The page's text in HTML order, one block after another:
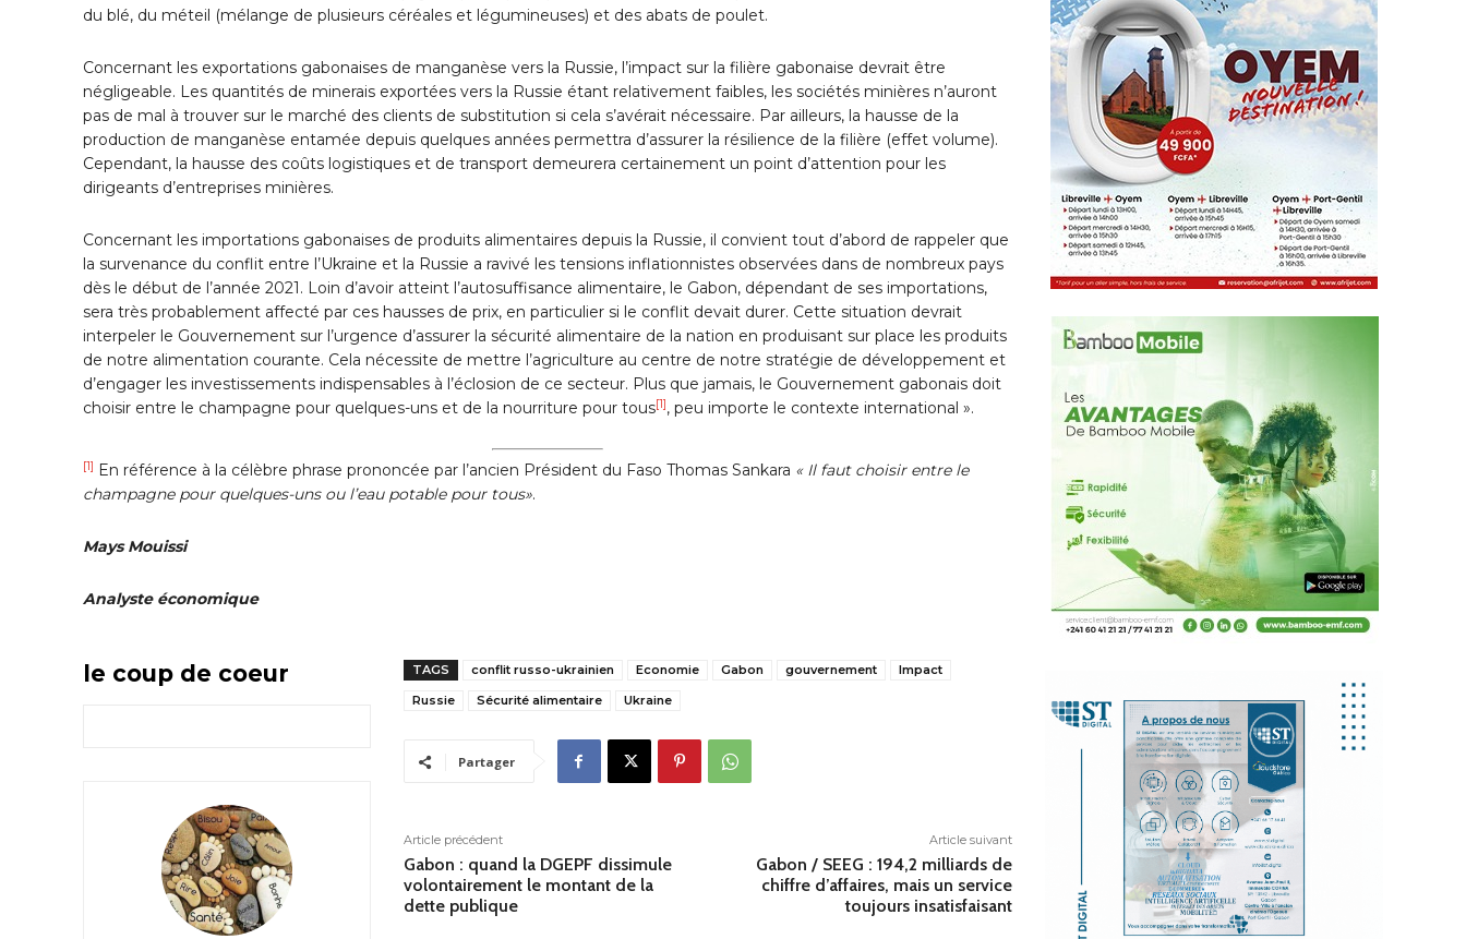
du blé, du méteil (mélange de plusieurs céréales et légumineuses) et des abats de poulet.
Concernant les exportations gabonaises de manganèse vers la Russie, l’impact sur la filière gabonaise devrait être
négligeable. Les quantités de minerais exportées vers la Russie étant relativement faibles, les sociétés minières n’auront
pas de mal à trouver sur le marché des clients de substitution si cela s’avérait nécessaire. Par ailleurs, la hausse de la
production de manganèse entamée depuis quelques années permettra d’assurer la résilience de la filière (effet volume).
Cependant, la hausse des coûts logistiques et de transport demeurera certainement un point d’attention pour les
dirigeants d’entreprises minières.
Concernant les importations gabonaises de produits alimentaires depuis la Russie, il convient tout d’abord de rappeler que
la survenance du conflit entre l’Ukraine et la Russie a ravivé les tensions inflationnistes observées dans de nombreux pays
dès le début de l’année 2021. Loin d’avoir atteint l’autosuffisance alimentaire, le Gabon, dépendant de ses importations,
sera très probablement affecté par ces hausses de prix, en particulier si le conflit devait durer. Cette situation devrait
interpeler le Gouvernement sur l’urgence d’assurer la sécurité alimentaire de la nation en produisant sur place les produits
de notre alimentation courante. Cela nécessite de mettre l’agriculture au centre de notre stratégie de développement et
d’engager les investissements indispensables à l’éclosion de ce secteur. Plus que jamais, le Gouvernement gabonais doit
choisir entre le champagne pour quelques-uns et de la nourriture pour tous[1] , peu importe le contexte international ».
[1] En référence à la célèbre phrase prononcée par l’ancien Président du Faso Thomas Sankara « Il faut choisir entre le
champagne pour quelques-uns ou l’eau potable pour tous».
Mays Mouissi
Analyste économique
le coup de coeur TAGS conflit russo-ukrainien Economie Gabon gouvernement
Impact
Russie
Sécurité alimentaire Ukraine
Partager
Article précédent
Gabon : quand la DGEPF dissimule
volontairement le montant de la
dette publique
Article suivant
Gabon / SEEG : 194,2 milliards de
chiffre d’affaires, mais un service
toujours insatisfaisant